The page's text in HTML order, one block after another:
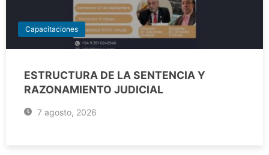
Capacitaciones
ESTRUCTURA DE LA SENTENCIA Y
RAZONAMIENTO JUDICIAL
7 agosto, 2026